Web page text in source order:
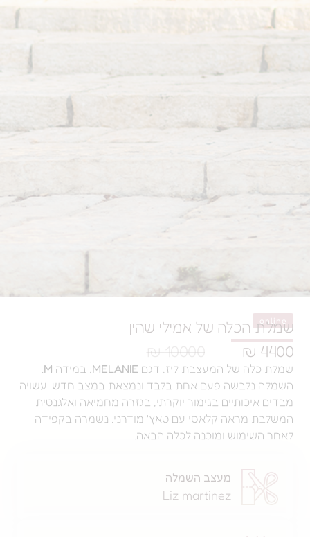
של אמילי שהין
10000 ₪
של המעצבת ליז, דגםMELANIE, במידהM
.
פעם אחת בלבד ונמצאת במצב חדש. עשויה
בגימור יוקרתי, בגזרה מחמיאה ואלגנטית
מראה קלאסי עם טאץ' מודרני. נשמרה בקפידה
ומוכנה לכלה הבאה.
מעצב השמלה
Liz martinez